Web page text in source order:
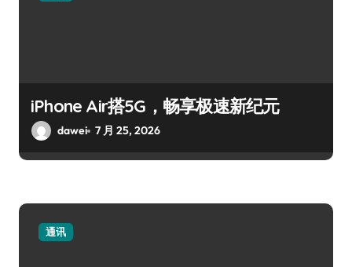
iPhone Air搭5G，畅享极速新纪元
dawei 7 月 25, 2026
通讯